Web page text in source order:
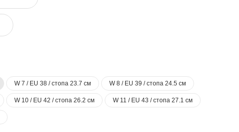
W 7 / EU 38 / стопа 23.7 см W 8 / EU 39 / стопа 24.5 см
W 10 / EU 42 / стопа 26.2 см W 11 / EU 43 / стопа 27.1 см